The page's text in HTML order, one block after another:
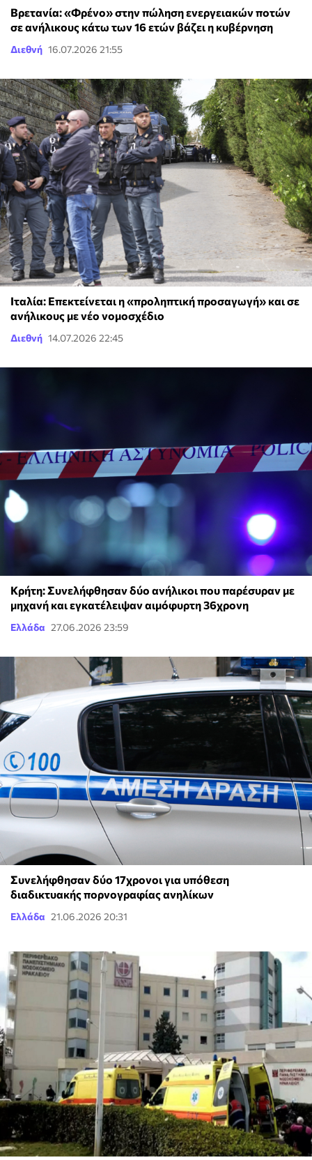
Βρετανία: «Φρένο» στην πώληση ενεργειακών ποτών
σε ανήλικους κάτω των 16 ετών βάζει η κυβέρνηση
Διεθνή 16.07.2026 21:55
Ιταλία: Επεκτείνεται η «προληπτική προσαγωγή» και σε
ανήλικους με νέο νομοσχέδιο
Διεθνή 14.07.2026 22:45
Κρήτη: Συνελήφθησαν δύο ανήλικοι που παρέσυραν με
μηχανή και εγκατέλειψαν αιμόφυρτη 36χρονη
Ελλάδα 27.06.2026 23:59
Συνελήφθησαν δύο 17χρονοι για υπόθεση
διαδικτυακής πορνογραφίας ανηλίκων
Ελλάδα 21.06.2026 20:31